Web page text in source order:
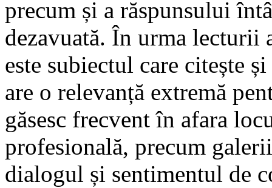
precum și a răspunsului
dezavuată. În urma lecturii
este subiectul care citește
are o relevanță extremă
găsesc frecvent în afara
profesională, precum
dialogul și sentimentul de